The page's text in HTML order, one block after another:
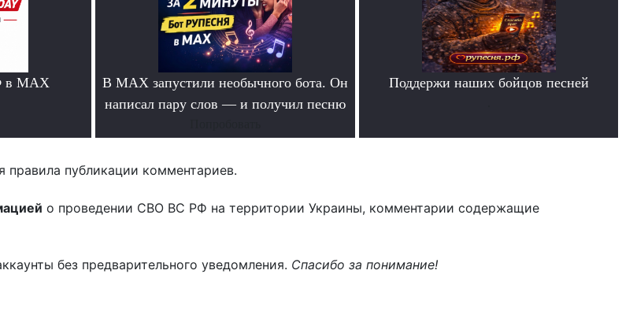
в MAX
В MAX запустили необычного бота. Он
написал пару слов — и получил песню
Поддержи наших бойцов песней
публикации комментариев.
о проведении СВО ВС РФ на территории Украины, комментарии содержащие
без предварительного уведомления. Спасибо за понимание!